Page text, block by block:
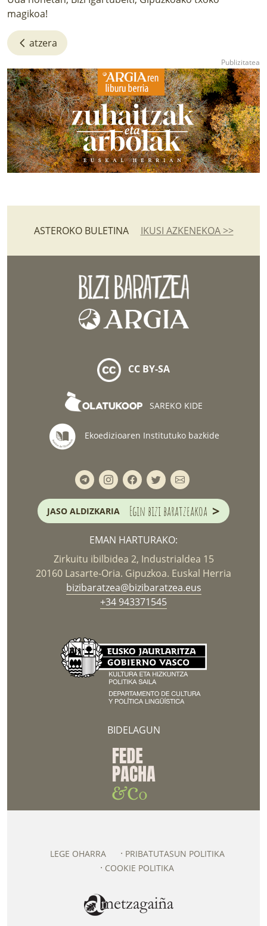
magikoa!
atzera
ASTEROKO BULETINA IKUSI AZKENEKOA >>
CC BY-SA
SAREKO KIDE
Ekoedizioaren Institutuko bazkide
JASO ALDIZKARIA Egin bizi baratzeakoa >
EMAN HARTURAKO:
Zirkuitu ibilbidea 2, Industrialdea 15
20160 Lasarte-Oria. Gipuzkoa. Euskal Herria
bizibaratzea@bizibaratzea.eus
+34 943371545
BIDELAGUN
LEGE OHARRA
PRIBATUTASUN POLITIKA
COOKIE POLITIKA